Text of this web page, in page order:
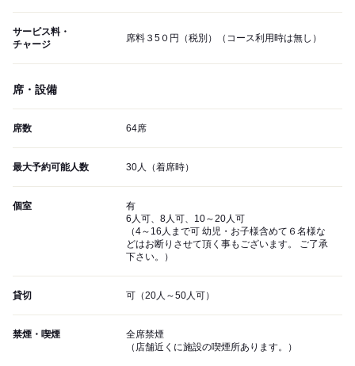
サービス料・
チャージ
席料３5０円（税別）（コース利用時は無し）
席・設備
席数 64席
最大予約可能人数 30人（着席時）
個室
有
6人可、8人可、10～20人可
（4～16人まで可 幼児・お子様含めて６名様な
どはお断りさせて頂く事もございます。 ご了承
下さい。）
貸切 可（20人～50人可）
禁煙・喫煙
全席禁煙
（店舗近くに施設の喫煙所あります。）